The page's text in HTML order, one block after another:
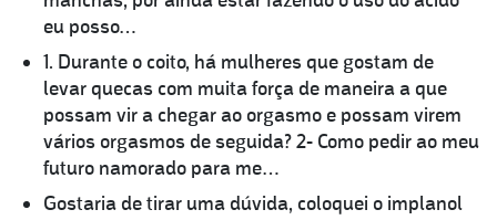
eu posso…
1. Durante o coito, há mulheres que gostam de
levar quecas com muita força de maneira a que
possam vir a chegar ao orgasmo e possam virem
vários orgasmos de seguida? 2- Como pedir ao meu
futuro namorado para me…
Gostaria de tirar uma dúvida, coloquei o implanol